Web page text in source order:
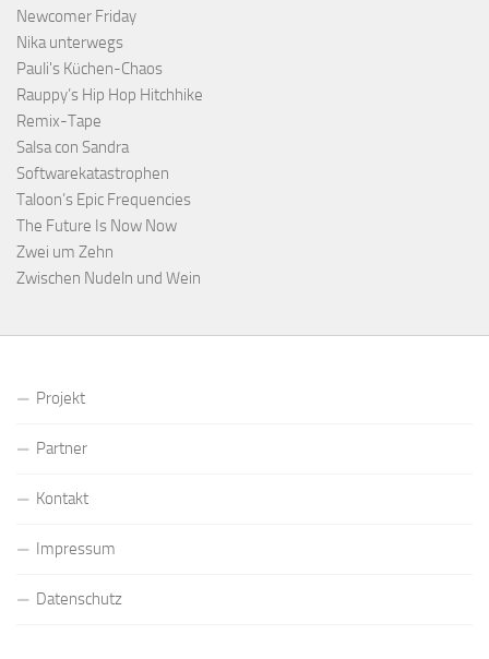
Newcomer Friday
Nika unterwegs
Pauli's Küchen-Chaos
Rauppy’s Hip Hop Hitchhike
Remix-Tape
Salsa con Sandra
Softwarekatastrophen
Taloon’s Epic Frequencies
The Future Is Now Now
Zwei um Zehn
Zwischen Nudeln und Wein
Projekt
Partner
Kontakt
Impressum
Datenschutz